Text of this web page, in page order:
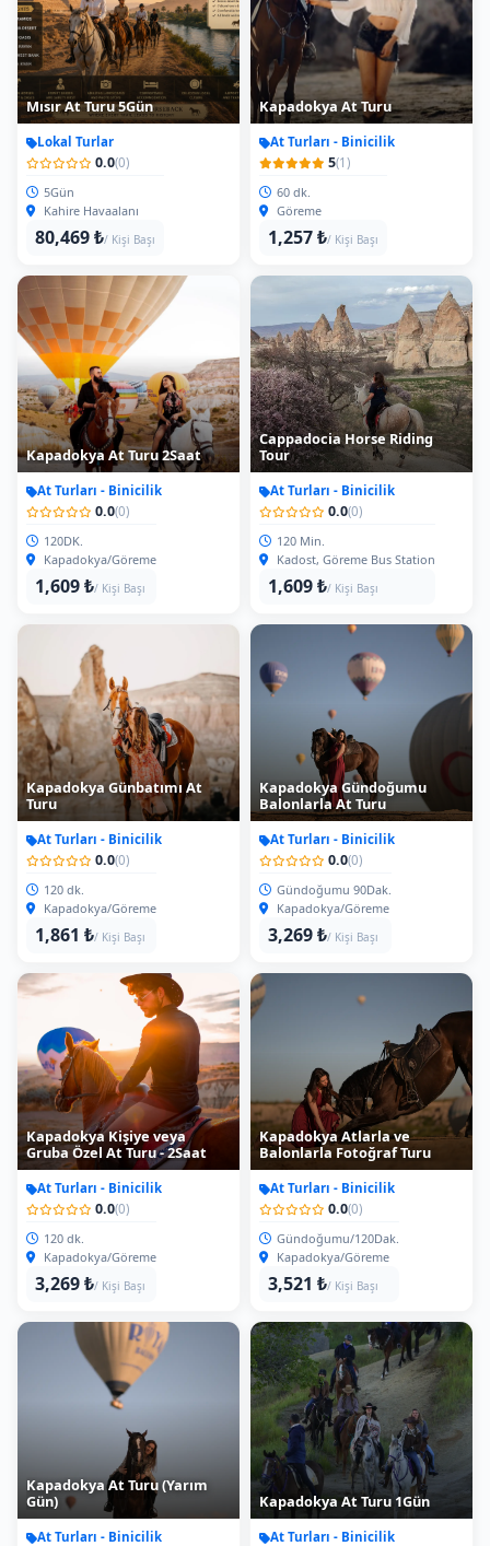
Mısır At Turu 5Gün
Lokal Turlar
0.0(0)
5Gün
Kahire Havaalanı
80,469 ₺/ Kişi Başı
Kapadokya At Turu
At Turları - Binicilik
5(1)
60 dk.
Göreme
1,257 ₺/ Kişi Başı
Kapadokya At Turu 2Saat
At Turları - Binicilik
0.0(0)
120DK.
Kapadokya/Göreme
1,609 ₺/ Kişi Başı
Cappadocia Horse Riding
Tour
At Turları - Binicilik
0.0(0)
120 Min.
Kadost, Göreme Bus Station
1,609 ₺/ Kişi Başı
Kapadokya Günbatımı At
Turu
At Turları - Binicilik
0.0(0)
120 dk.
Kapadokya/Göreme
1,861 ₺/ Kişi Başı
Kapadokya Gündoğumu
Balonlarla At Turu
At Turları - Binicilik
0.0(0)
Gündoğumu 90Dak.
Kapadokya/Göreme
3,269 ₺/ Kişi Başı
Kapadokya Kişiye veya
Gruba Özel At Turu - 2Saat
At Turları - Binicilik
0.0(0)
120 dk.
Kapadokya/Göreme
3,269 ₺/ Kişi Başı
Kapadokya Atlarla ve
Balonlarla Fotoğraf Turu
At Turları - Binicilik
0.0(0)
Gündoğumu/120Dak.
Kapadokya/Göreme
3,521 ₺/ Kişi Başı
Kapadokya At Turu (Yarım
Gün)
At Turları - Binicilik
Kapadokya At Turu 1Gün
At Turları - Binicilik